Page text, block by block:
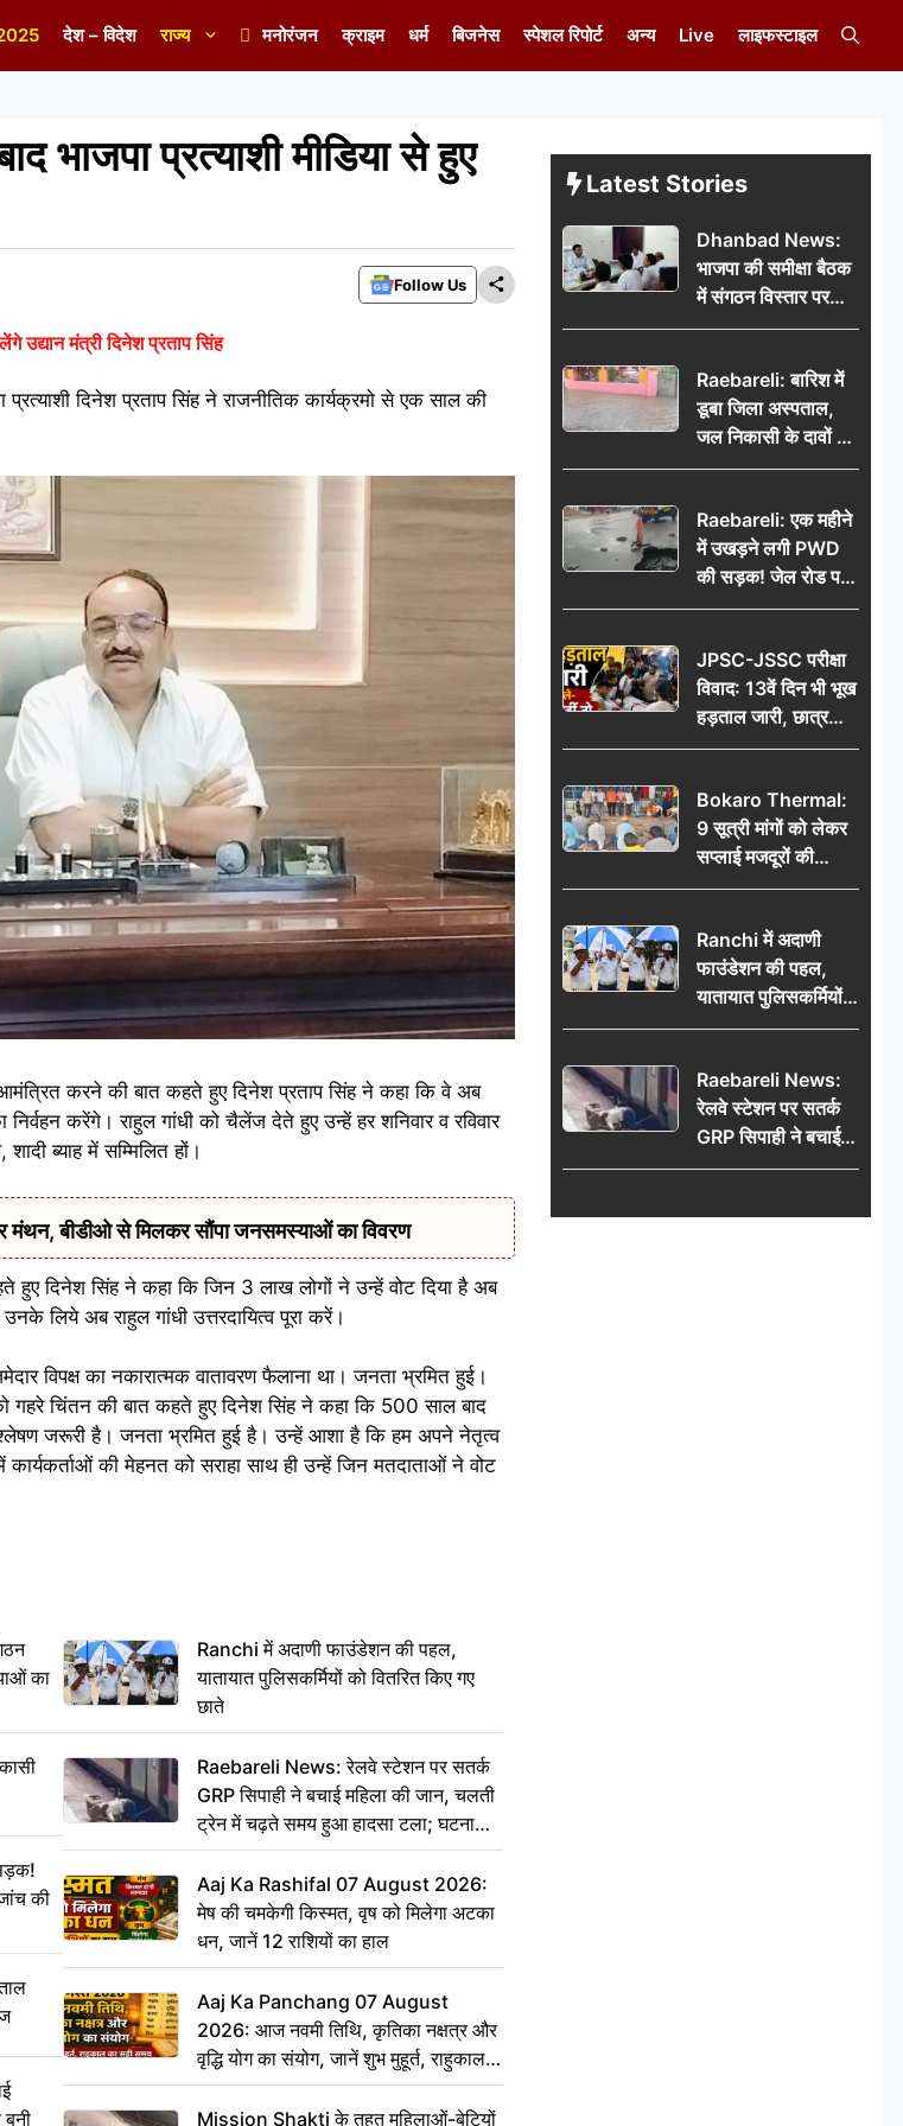
देश – विदेश राज्य मनोरंजन क्राइम धर्म बिजनेस स्पेशल रिपोर्ट अन्य Live लाइफस्टाइल
भाजपा प्रत्याशी मीडिया से हुए
Follow Us
उद्यान मंत्री दिनेश प्रताप सिंह
प्रत्याशी दिनेश प्रताप सिंह ने राजनीतिक कार्यक्रमो से एक साल की
करने की बात कहते हुए दिनेश प्रताप सिंह ने कहा कि वे अब
निर्वहन करेंगे। राहुल गांधी को चैलेंज देते हुए उन्हें हर शनिवार व रविवार
ब्याह में सम्मिलित हों।
मंथन, बीडीओ से मिलकर सौंपा जनसमस्याओं का विवरण
हुए दिनेश सिंह ने कहा कि जिन 3 लाख लोगों ने उन्हें वोट दिया है अब
लिये अब राहुल गांधी उत्तरदायित्व पूरा करें।
विपक्ष का नकारात्मक वातावरण फैलाना था। जनता भ्रमित हुई।
गहरे चिंतन की बात कहते हुए दिनेश सिंह ने कहा कि 500 साल बाद
जरूरी है। जनता भ्रमित हुई है। उन्हें आशा है कि हम अपने नेतृत्व
की मेहनत को सराहा साथ ही उन्हें जिन मतदाताओं ने वोट
का
की
Ranchi में अदाणी फाउंडेशन की पहल,
यातायात पुलिसकर्मियों को वितरित किए गए
छाते
Raebareli News: रेलवे स्टेशन पर सतर्क
GRP सिपाही ने बचाई महिला की जान, चलती
ट्रेन में चढ़ते समय हुआ हादसा टला; घटना
CCTV में कैद
Aaj Ka Rashifal 07 August 2026:
मेष की चमकेगी किस्मत, वृष को मिलेगा अटका
धन, जानें 12 राशियों का हाल
Aaj Ka Panchang 07 August
2026: आज नवमी तिथि, कृतिका नक्षत्र और
वृद्धि योग का संयोग, जानें शुभ मुहूर्त, राहुकाल
का सही समय
Mission Shakti के तहत महिलाओं-बेटियों
Latest Stories
Dhanbad News:
भाजपा की समीक्षा बैठक
में संगठन विस्तार पर
मंथन, बीडीओ से
जनसमस्याओं का विवरण
Raebareli: बारिश में
डूबा जिला अस्पताल,
जल निकासी के दावों की
खुली पोल
Raebareli: एक महीने
में उखड़ने लगी PWD
की सड़क! जेल रोड पर
गड्ढे ने खोली निर्माण
की उठी मांग
JPSC-JSSC परीक्षा
विवाद: 13वें दिन भी भूख
हड़ताल जारी, छात्र
बोले- जांच नहीं तो
Bokaro Thermal:
9 सूत्री मांगों को लेकर
सप्लाई मजदूरों की
हुंकार, 12 अगस्त के
Ranchi में अदाणी
फाउंडेशन की पहल,
यातायात पुलिसकर्मियों
को वितरित किए गए छाते
Raebareli News:
रेलवे स्टेशन पर सतर्क
GRP सिपाही ने बचाई
महिला की जान, चलती
हादसा टला; घटना